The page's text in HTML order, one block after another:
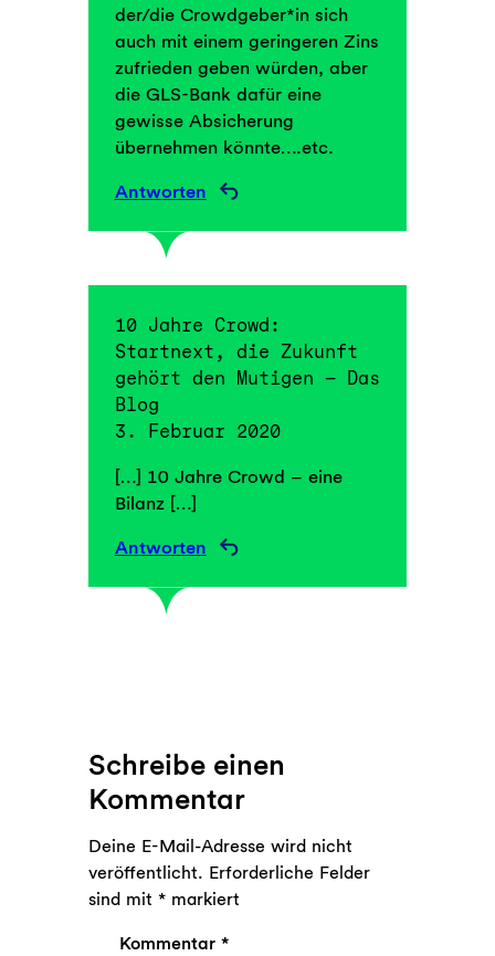
der/die Crowdgeber*in sich
auch mit einem geringeren Zins
zufrieden geben würden, aber
die GLS-Bank dafür eine
gewisse Absicherung
übernehmen könnte….etc.
Antworten
10 Jahre Crowd:
Startnext, die Zukunft
gehört den Mutigen – Das
Blog
3. Februar 2020
[…] 10 Jahre Crowd – eine
Bilanz […]
Antworten
Schreibe einen
Kommentar
Deine E-Mail-Adresse wird nicht
veröffentlicht. Erforderliche Felder
sind mit *markiert
Kommentar *